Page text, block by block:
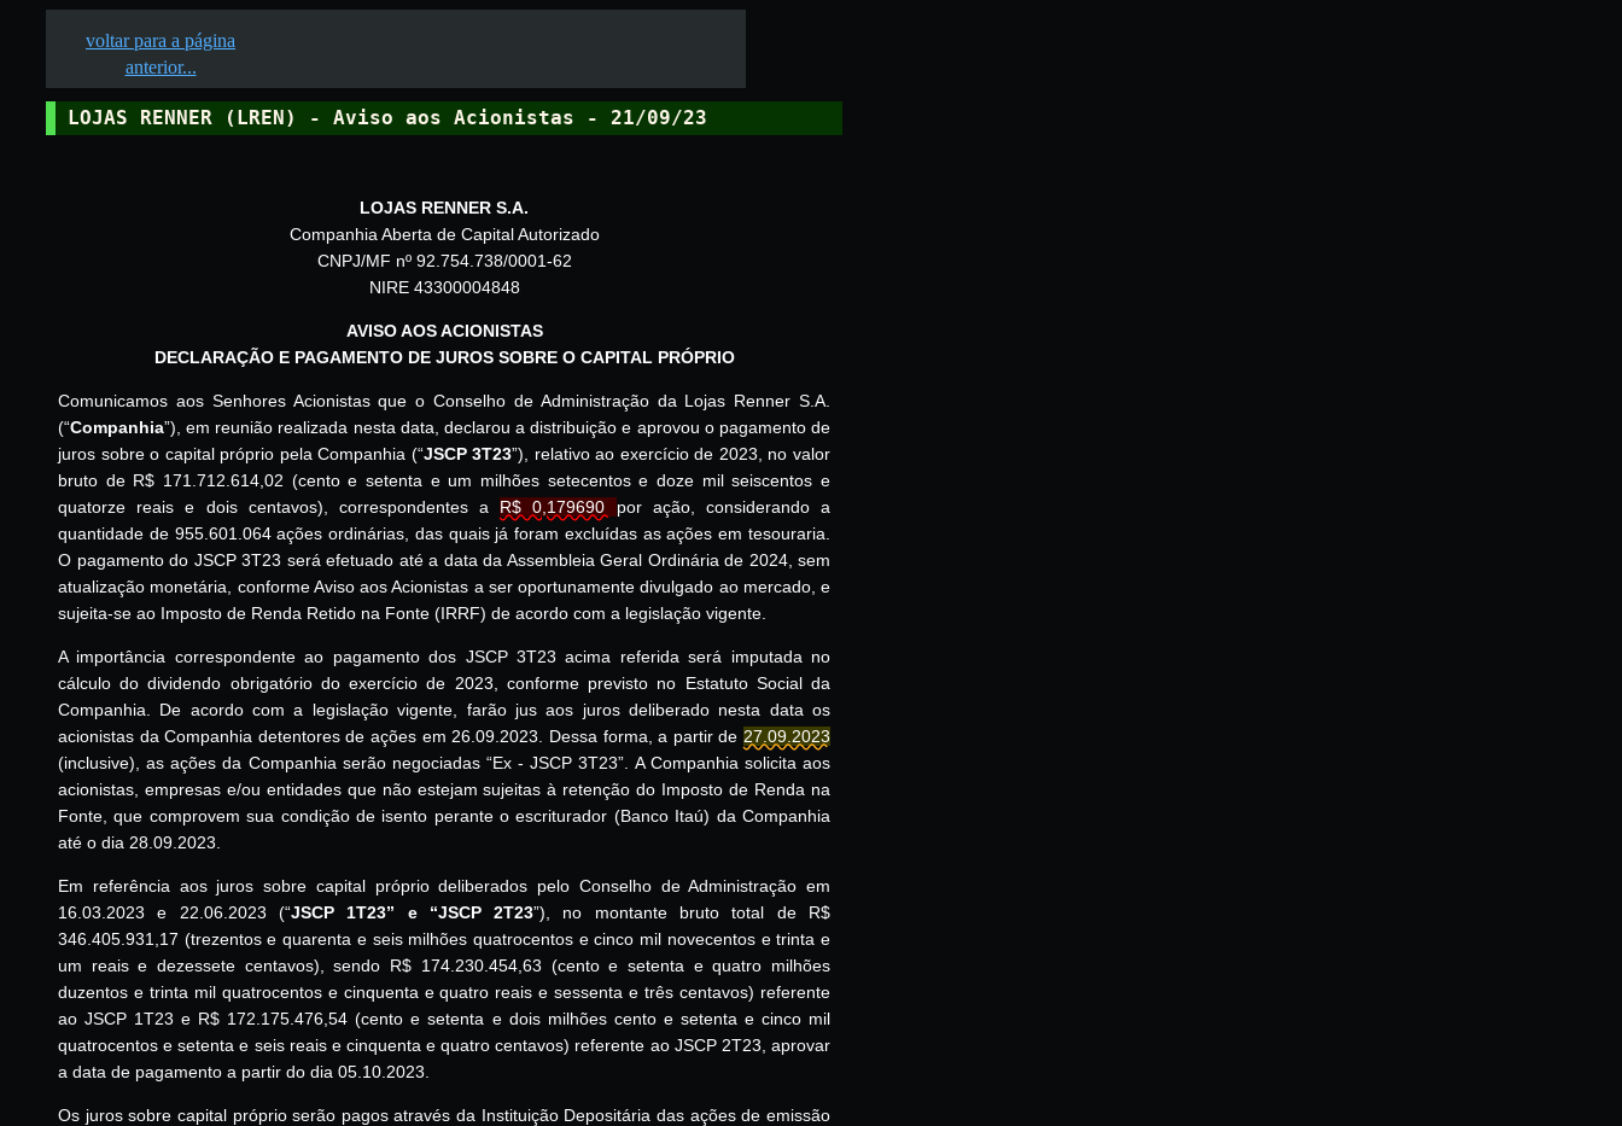
voltar para a página
anterior...
LOJAS RENNER (LREN) - Aviso aos Acionistas - 21/09/23
LOJAS RENNER S.A.
Companhia Aberta de Capital Autorizado
CNPJ/MF nº 92.754.738/0001-62
NIRE 43300004848
AVISO AOS ACIONISTAS
DECLARAÇÃO E PAGAMENTO DE JUROS SOBRE O CAPITAL PRÓPRIO
Comunicamos aos Senhores Acionistas que o Conselho de Administração da Lojas Renner S.A.
(“Companhia”), em reunião realizada nesta data, declarou a distribuição e aprovou o pagamento de
juros sobre o capital próprio pela Companhia (“JSCP 3T23”), relativo ao exercício de 2023, no valor
bruto de R$ 171.712.614,02 (cento e setenta e um milhões setecentos e doze mil seiscentos e
quatorze reais e dois centavos), correspondentes a R$ 0,179690 por ação, considerando a
quantidade de 955.601.064 ações ordinárias, das quais já foram excluídas as ações em tesouraria.
O pagamento do JSCP 3T23 será efetuado até a data da Assembleia Geral Ordinária de 2024, sem
atualização monetária, conforme Aviso aos Acionistas a ser oportunamente divulgado ao mercado, e
sujeita-se ao Imposto de Renda Retido na Fonte (IRRF) de acordo com a legislação vigente.
A importância correspondente ao pagamento dos JSCP 3T23 acima referida será imputada no
cálculo do dividendo obrigatório do exercício de 2023, conforme previsto no Estatuto Social da
Companhia. De acordo com a legislação vigente, farão jus aos juros deliberado nesta data os
acionistas da Companhia detentores de ações em 26.09.2023. Dessa forma, a partir de 27.09.2023
(inclusive), as ações da Companhia serão negociadas “Ex - JSCP 3T23”. A Companhia solicita aos
acionistas, empresas e/ou entidades que não estejam sujeitas à retenção do Imposto de Renda na
Fonte, que comprovem sua condição de isento perante o escriturador (Banco Itaú) da Companhia
até o dia 28.09.2023.
Em referência aos juros sobre capital próprio deliberados pelo Conselho de Administração em
16.03.2023 e 22.06.2023 (“JSCP 1T23” e “JSCP 2T23”), no montante bruto total de R$
346.405.931,17 (trezentos e quarenta e seis milhões quatrocentos e cinco mil novecentos e trinta e
um reais e dezessete centavos), sendo R$ 174.230.454,63 (cento e setenta e quatro milhões
duzentos e trinta mil quatrocentos e cinquenta e quatro reais e sessenta e três centavos) referente
ao JSCP 1T23 e R$ 172.175.476,54 (cento e setenta e dois milhões cento e setenta e cinco mil
quatrocentos e setenta e seis reais e cinquenta e quatro centavos) referente ao JSCP 2T23, aprovar
a data de pagamento a partir do dia 05.10.2023.
Os juros sobre capital próprio serão pagos através da Instituição Depositária das ações de emissão